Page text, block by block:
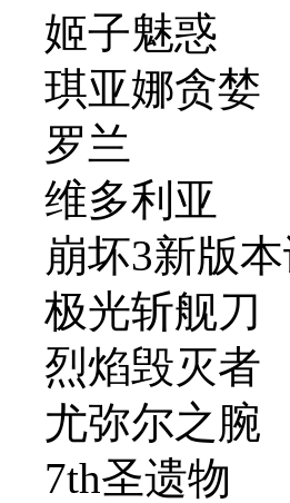
姬子魅惑
琪亚娜贪婪
罗兰
维多利亚
崩坏3新版
极光斩舰刀
烈焰毁灭者
尤弥尔之腕
7th圣遗物